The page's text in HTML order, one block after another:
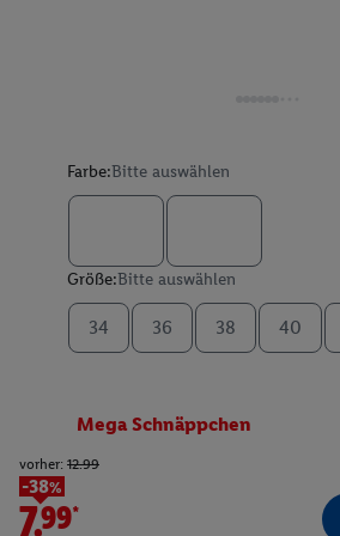
Farbe:Bitte auswählen
Größe:Bitte auswählen
34 36 38 40
Mega Schnäppchen
vorher: 12.99
-38%
7.99*